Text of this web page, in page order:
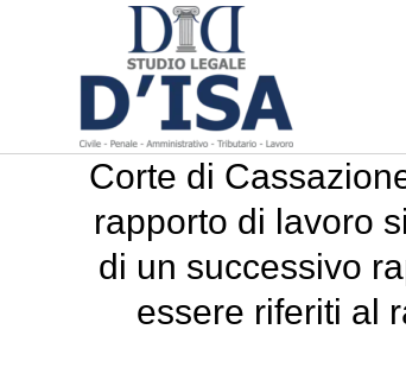
Corte di
rapporto di lavoro
di un successivo
essere riferiti al